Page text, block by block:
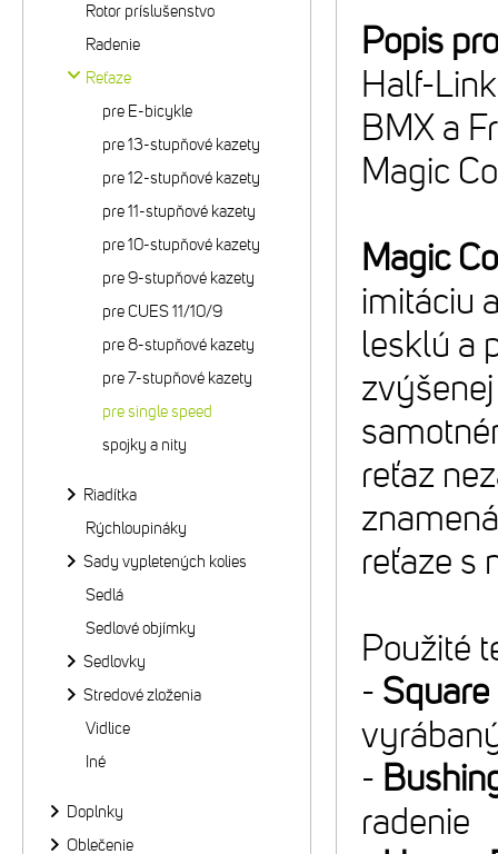
Popis
Half-
BMX a
Magic
Magic
imitáciu
lesklú a
reťaz
reťaze s
Použité
- Square
-
radenie
Rotor príslušenstvo
Radenie
Reťaze
pre E-bicykle
pre 13-stupňové kazety
pre 12-stupňové kazety
pre 11-stupňové kazety
pre 10-stupňové kazety
pre 9-stupňové kazety
pre CUES 11/10/9
pre 8-stupňové kazety
pre 7-stupňové kazety
pre single speed
spojky a nity
Riadítka
Rýchloupináky
Sady vypletených kolies
Sedlá
Sedlové objímky
Sedlovky
Stredové zloženia
Vidlice
Iné
Doplnky
Oblečenie